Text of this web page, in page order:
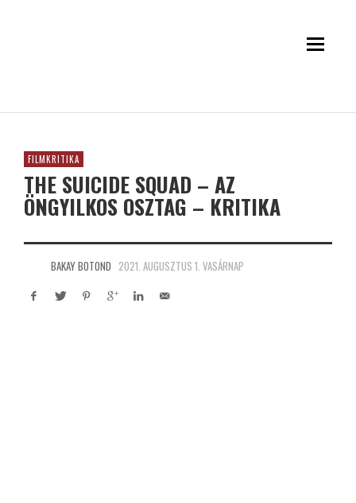
FILMKRITIKA
THE SUICIDE SQUAD – AZ
ÖNGYILKOS OSZTAG – KRITIKA
BAKAY BOTOND 2021. AUGUSZTUS 1. VASÁRNAP